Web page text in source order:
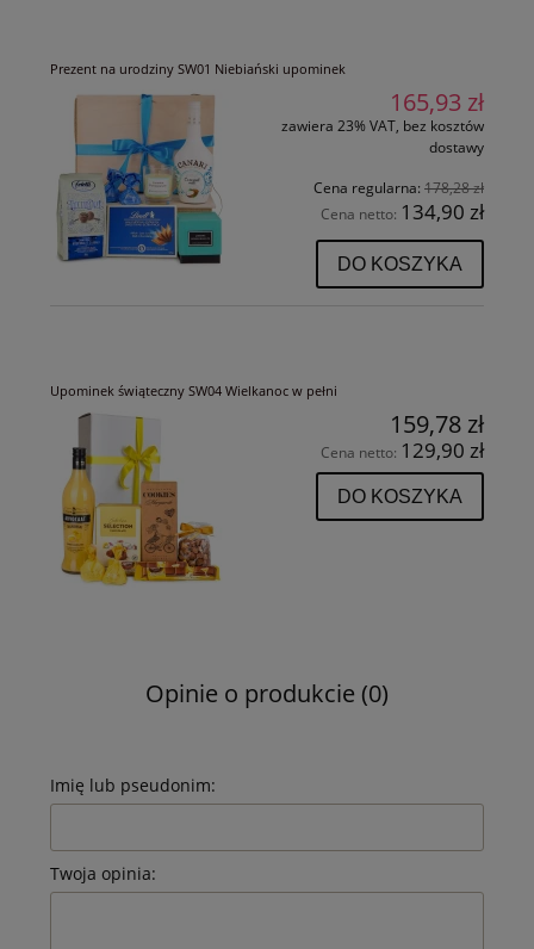
Prezent na urodziny SW01 Niebiański upominek
165,93 zł
zawiera 23% VAT, bez kosztów
dostawy
Cena regularna: 178,28 zł
Cena netto: 134,90 zł
DO KOSZYKA
Upominek świąteczny SW04 Wielkanoc w pełni
159,78 zł
Cena netto: 129,90 zł
DO KOSZYKA
Opinie o produkcie (0)
Imię lub pseudonim:
Twoja opinia: